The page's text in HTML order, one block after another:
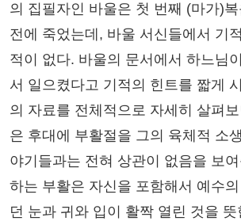
의 집필자인 바울은 첫 번째 (마가)복
전에 죽었는데, 바울 서신들에서 기
적이 없다. 바울의 문서에서 하느님
서 일으켰다고 기적의 힌트를 짧게
의 자료를 전체적으로 자세히 살펴
은 후대에 부활절을 그의 육체적 소
야기들과는 전혀 상관이 없음을 보
하는 부활은 자신을 포함해서 예수
던 눈과 귀와 입이 활짝 열린 것을 뜻